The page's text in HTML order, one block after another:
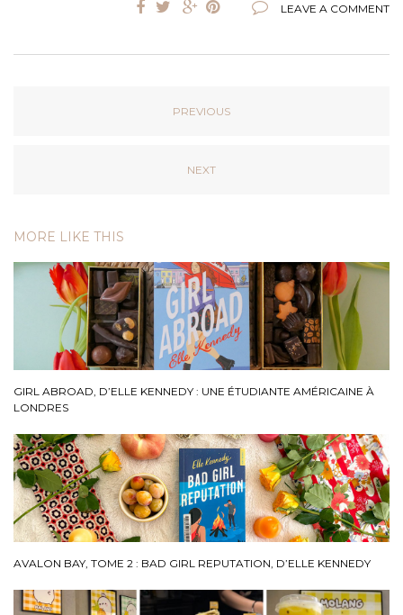
LEAVE A COMMENT
PREVIOUS
NEXT
MORE LIKE THIS
GIRL ABROAD, D’ELLE KENNEDY : UNE ÉTUDIANTE AMÉRICAINE À
LONDRES
AVALON BAY, TOME 2 : BAD GIRL REPUTATION, D’ELLE KENNEDY